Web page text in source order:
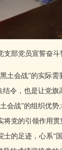
支部党员宣誓奋斗
会战”的实际需
令，也是让党
战”的组织优
党的引领作用
的足迹，心系“